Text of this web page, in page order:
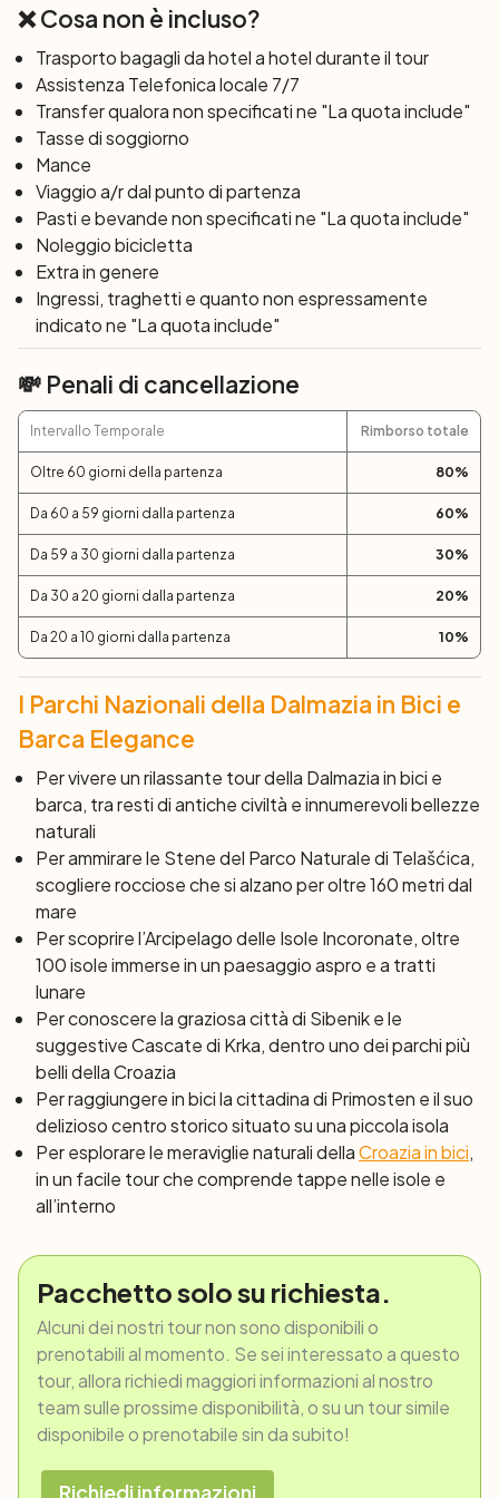
Dopo colazione visiteremo l’unica cascata naturale del
canyon Krka, poi la barca ci condurrà a Sibenik, fino
all’Adriatico, famosa per la cattedrale di San Giacomo,
che è ritenuta uno dei maggiori edifici sacri della costa
Adriatica. Una passeggiata serale ci porterà a scoprire la
città. Nel pomeriggio salperemo nuovamente alla volta di
Primosten.
7° giorno:Primosten – Trogir (45 km)
In mattinata ci attende l’ultima pedalata nell’interno
dell’isola, attraverso piccoli villaggi fino a raggiungere
Trogir, dove , nel pomeriggio, ci sarà tempo per una
piacevole passeggiata nella città vecchia.
8° giorno: Trogir
Dopo colazione termine dei servizi e check-out entro le
09.00. Partenza individuale.
❌ Cosa non è incluso?
Trasporto bagagli da hotel a hotel durante il tour
Assistenza Telefonica locale 7/7
Transfer qualora non specificati ne "La quota include"
Tasse di soggiorno
Mance
Viaggio a/r dal punto di partenza
Pasti e bevande non specificati ne "La quota include"
Noleggio bicicletta
Extra in genere
Ingressi, traghetti e quanto non espressamente
indicato ne "La quota include"
💸 Penali di cancellazione
Intervallo Temporale Rimborso totale
Oltre 60 giorni della partenza 80%
Da 60 a 59 giorni dalla partenza 60%
Da 59 a 30 giorni dalla partenza 30%
Da 30 a 20 giorni dalla partenza 20%
Da 20 a 10 giorni dalla partenza 10%
I Parchi Nazionali della Dalmazia in Bici e
Barca Elegance
Per vivere un rilassante tour della Dalmazia in bici e
barca, tra resti di anticheciviltà e innumerevoli bellezze
naturali
Per ammirare le Stenedel Parco Naturale di Telašćica,
scogliere rocciose che si alzano per oltre 160 metri dal
mare
Per scoprire l’Arcipelago delle Isole Incoronate, oltre
100 isole immerse in un paesaggio aspro e a tratti
lunare
Per conoscere la graziosa città di Sibenik e le
suggestive Cascate di Krka, dentro uno dei parchi più
belli della Croazia
Per raggiungere in bici la cittadina di Primosten e il suo
delizioso centro storico situato su una piccola isola
Per esplorare le meraviglie naturali dellaCroazia in bici,
in un facile tour che comprende tappe nelle isole e
all’interno
Pacchetto solo su richiesta.
Alcuni dei nostri tour non sono disponibili o
prenotabili al momento. Se sei interessato a questo
tour, allora richiedi maggiori informazioni al nostro
team sulle prossime disponibilità, o su un tour simile
disponibile o prenotabile sin da subito!
Richiedi informazioni